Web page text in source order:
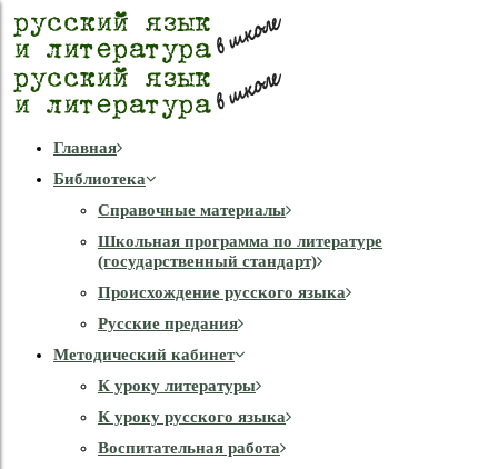
Главная
Библиотека
Справочные материалы
Школьная программа по литературе
(государственный стандарт)
Происхождение русского языка
Русские предания
Методический кабинет
К уроку литературы
К уроку русского языка
Воспитательная работа